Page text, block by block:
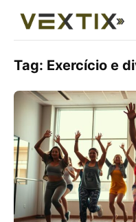
Tag: Exercício e